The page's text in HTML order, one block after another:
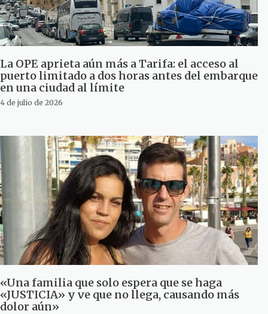
La OPE aprieta aún más a Tarifa: el acceso al
puerto limitado a dos horas antes del embarque
en una ciudad al límite
4 de julio de 2026
«Una familia que solo espera que se haga
«JUSTICIA» y ve que no llega, causando más
dolor aún»